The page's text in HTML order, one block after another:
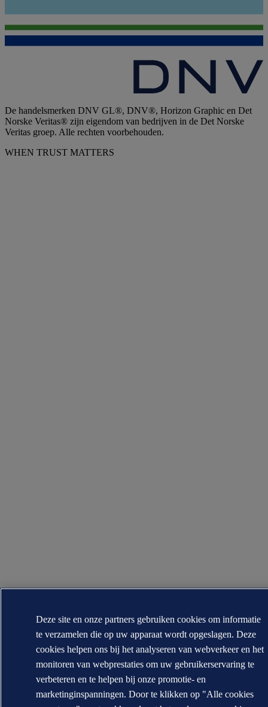
De handelsmerken DNV GL®, DNV®, Horizon Graphic en Det
Norske Veritas® zijn eigendom van bedrijven in de Det Norske
Veritas groep. Alle rechten voorbehouden.
WHEN TRUST MATTERS
Deze site en onze partners gebruiken cookies om informatie
te verzamelen die op uw apparaat wordt opgeslagen. Deze
cookies helpen ons bij het analyseren van webverkeer en het
monitoren van webprestaties om uw gebruikerservaring te
verbeteren en te helpen bij onze promotie- en
marketinginspanningen. Door te klikken op "Alle cookies